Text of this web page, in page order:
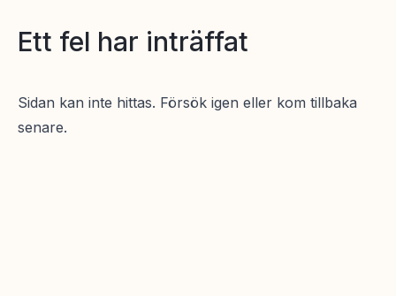
Ett fel har inträffat
Sidan kan inte hittas. Försök igen eller kom tillbaka
senare.